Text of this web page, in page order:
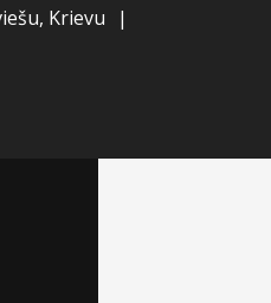
Krievu
|